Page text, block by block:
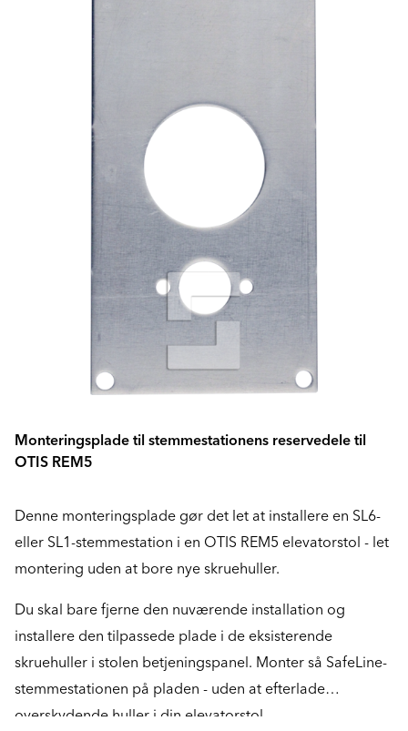
Monteringsplade til stemmestationens reservedele til
OTIS REM5
Denne monteringsplade gør det let at installere en SL6-
eller SL1-stemmestation i en OTIS REM5 elevatorstol - let
montering uden at bore nye skruehuller.
Du skal bare fjerne den nuværende installation og
installere den tilpassede plade i de eksisterende
skruehuller i stolen betjeningspanel. Monter så SafeLine-
stemmestationen på pladen - uden at efterlade
overskydende huller i din elevatorstol.